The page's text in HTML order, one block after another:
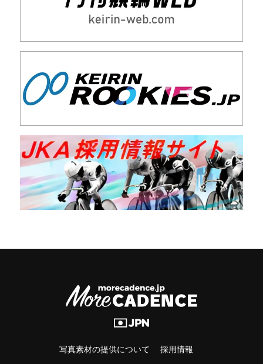
写真素材の提供について 採用情報